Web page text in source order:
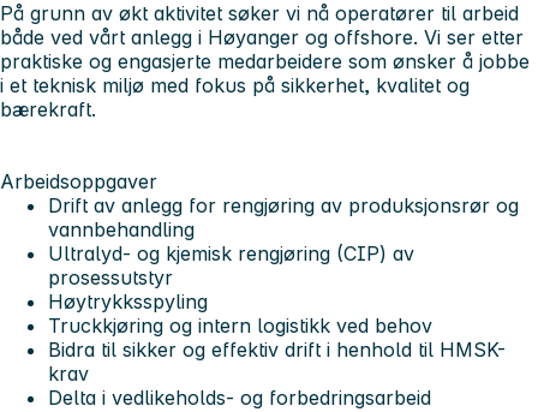
På grunn av økt aktivitet søker vi nå operatører til arbeid
både ved vårt anlegg i Høyanger og offshore. Vi ser etter
praktiske og engasjerte medarbeidere som ønsker å jobbe
i et teknisk miljø med fokus på sikkerhet, kvalitet og
bærekraft.
Arbeidsoppgaver
Drift av anlegg for rengjøring av produksjonsrør og
vannbehandling
Ultralyd- og kjemisk rengjøring (CIP) av
prosessutstyr
Høytrykksspyling
Truckkjøring og intern logistikk ved behov
Bidra til sikker og effektiv drift i henhold til HMSK-
krav
Delta i vedlikeholds- og forbedringsarbeid